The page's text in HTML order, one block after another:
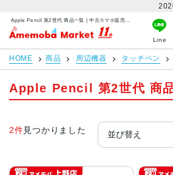
Apple Pencil 第2世代 商品一覧 | 中古スマホ販売のアメモバマーケット
アメモバマーケット
Line
HOME 商品 周辺機器 タッチペン
Apple Pencil 第2世代 商
2件見つかりました